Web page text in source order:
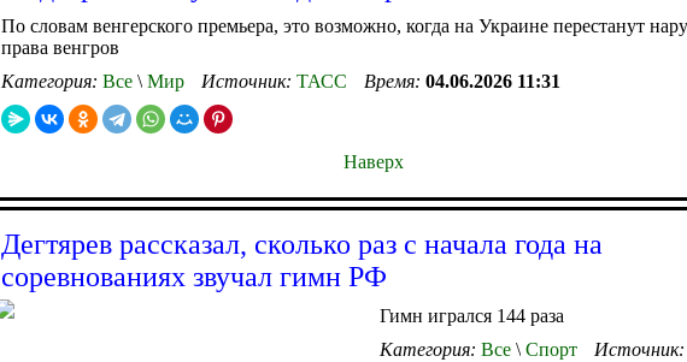
По словам венгерского премьера, это возможно, когда на Украине перестанут
права венгров
Категория: Все \ Мир Источник: ТАСС Время: 04.06.2026 11:31
Наверх
Дегтярев рассказал, сколько раз с начала года на
соревнованиях звучал гимн РФ
Гимн игрался 144 раза
Категория: Все \ Спорт Источник: